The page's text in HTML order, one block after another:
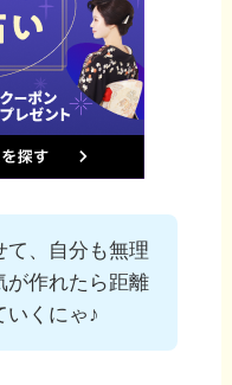
て、自分も無理
が作れたら距離
いくにゃ♪